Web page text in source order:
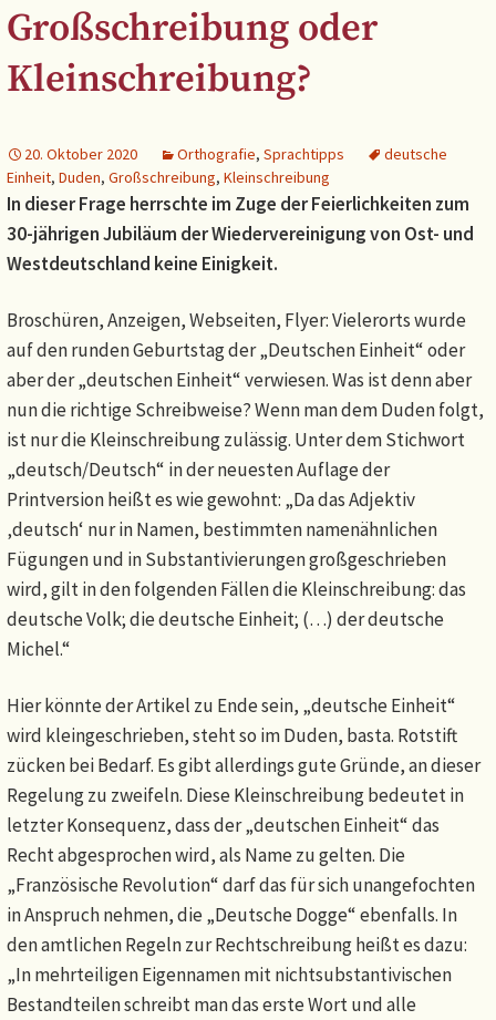
Großschreibung oder
Kleinschreibung?
20. Oktober 2020 Orthografie, Sprachtipps
deutsche
Einheit, Duden, Großschreibung, Kleinschreibung
In dieser Frage herrschte im Zuge der Feierlichkeiten zum
30-jährigen Jubiläum der Wiedervereinigung von Ost- und
Westdeutschland keine Einigkeit.
Broschüren, Anzeigen, Webseiten, Flyer: Vielerorts wurde
auf den runden Geburtstag der „Deutschen Einheit“ oder
aber der „deutschen Einheit“ verwiesen. Was ist denn aber
nun die richtige Schreibweise? Wenn man dem Duden folgt,
ist nur die Kleinschreibung zulässig. Unter dem Stichwort
„deutsch/Deutsch“ in der neuesten Auflage der
Printversion heißt es wie gewohnt: „Da das Adjektiv
‚deutsch‘ nur in Namen, bestimmten namenähnlichen
Fügungen und in Substantivierungen großgeschrieben
wird, gilt in den folgenden Fällen die Kleinschreibung: das
deutsche Volk; die deutsche Einheit; (…) der deutsche
Michel.“
Hier könnte der Artikel zu Ende sein, „deutsche Einheit“
wird kleingeschrieben, steht so im Duden, basta. Rotstift
zücken bei Bedarf. Es gibt allerdings gute Gründe, an dieser
Regelung zu zweifeln. Diese Kleinschreibung bedeutet in
letzter Konsequenz, dass der „deutschen Einheit“ das
Recht abgesprochen wird, als Name zu gelten. Die
„Französische Revolution“ darf das für sich unangefochten
in Anspruch nehmen, die „Deutsche Dogge“ ebenfalls. In
den amtlichen Regeln zur Rechtschreibung heißt es dazu:
„In mehrteiligen Eigennamen mit nichtsubstantivischen
Bestandteilen schreibt man das erste Wort und alle